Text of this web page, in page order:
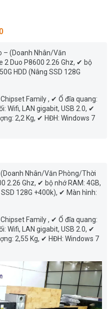
– (Doanh Nhân/Văn
2 Duo P8600 2.26 Ghz, ✔ bộ
HDD (Nâng SSD 128G
Family , ✔ Ổ đĩa quang:
Wifi, LAN gigabit, USB 2.0, ✔
2,2 Kg, ✔ HĐH: Windows 7
Nhân/Văn Phòng/Thời
2.26 Ghz, ✔ bộ nhớ RAM: 4GB,
128G +400k), ✔ Màn hình:
Family , ✔ Ổ đĩa quang:
Wifi, LAN gigabit, USB 2.0, ✔
2,55 Kg, ✔ HĐH: Windows 7